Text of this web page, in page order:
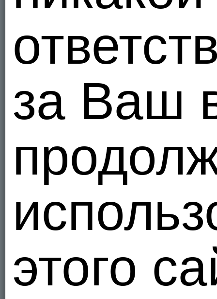
за Ваш
этого